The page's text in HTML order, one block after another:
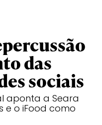
das
sociais
aponta a Seara
e o iFood como